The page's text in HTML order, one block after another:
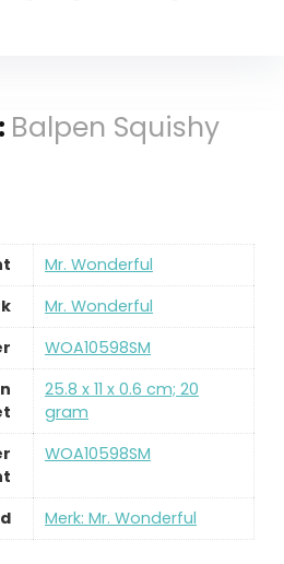
Balpen Squishy
‎Mr. Wonderful
‎Mr. Wonderful
‎WOA10598SM
‎25.8 x 11 x 0.6 cm; 20
gram
‎WOA10598SM
Merk: Mr. Wonderful